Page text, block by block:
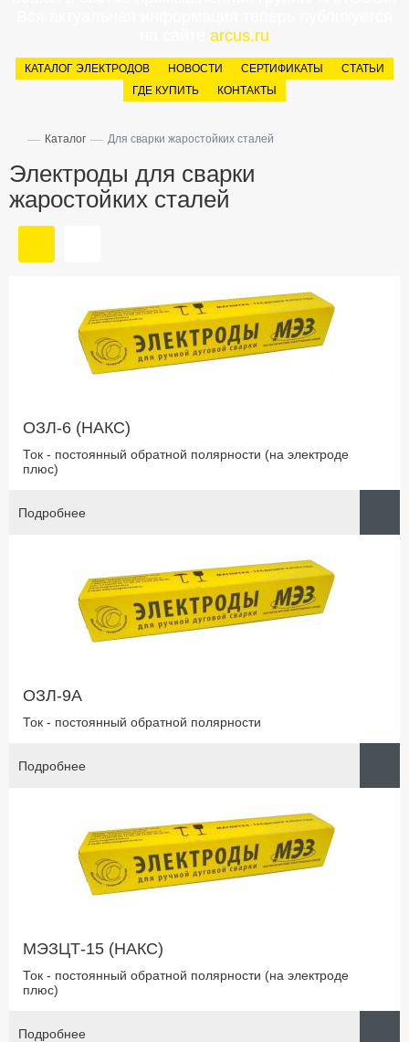
arcus.ru
КАТАЛОГ ЭЛЕКТРОДОВ НОВОСТИ СЕРТИФИКАТЫ
СТАТЬИ
ГДЕ КУПИТЬ
КОНТАКТЫ
— Каталог — Для сварки жаростойких сталей
Электроды для сварки
жаростойких сталей
ОЗЛ-6 (НАКС)
Ток - постоянный обратной полярности (на электроде
плюс)
Подробнее
ОЗЛ-9А
Ток - постоянный обратной полярности
Подробнее
МЭЗЦТ-15 (НАКС)
Ток - постоянный обратной полярности (на электроде
плюс)
Подробнее